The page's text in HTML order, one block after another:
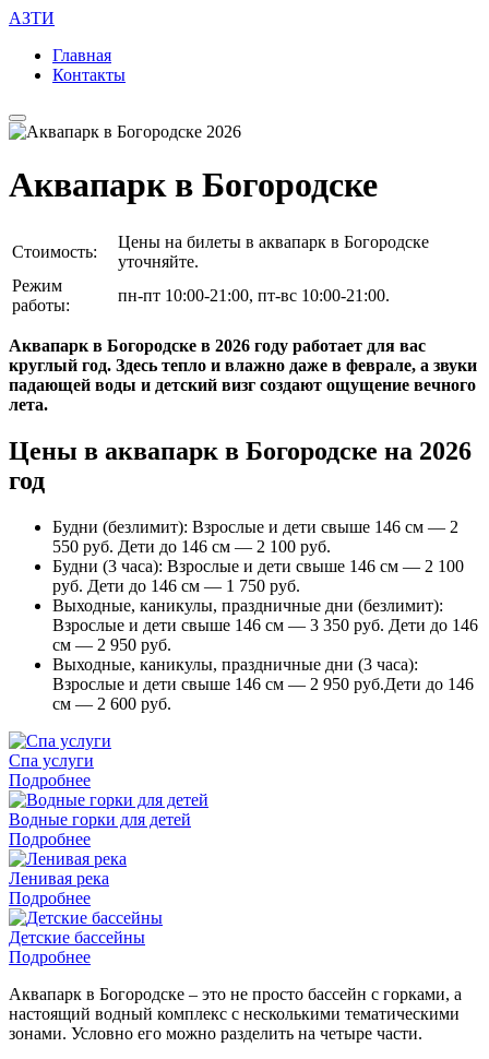
АЗТИ
Главная
Контакты
Аквапарк в Богородске
Стоимость:
Цены на билеты в аквапарк в Богородске
уточняйте.
Режим
работы:
пн-пт 10:00-21:00, пт-вс 10:00-21:00.
Аквапарк в Богородске в 2026 году работает для вас
круглый год. Здесь тепло и влажно даже в феврале, а звуки
падающей воды и детский визг создают ощущение вечного
лета.
Цены в аквапарк в Богородске на 2026
год
Будни (безлимит): Взрослые и дети свыше 146 см — 2
550 руб. Дети до 146 см — 2 100 руб.
Будни (3 часа): Взрослые и дети свыше 146 см — 2 100
руб. Дети до 146 см — 1 750 руб.
Выходные, каникулы, праздничные дни (безлимит):
Взрослые и дети свыше 146 см — 3 350 руб. Дети до 146
см — 2 950 руб.
Выходные, каникулы, праздничные дни (3 часа):
Взрослые и дети свыше 146 см — 2 950 руб.Дети до 146
см — 2 600 руб.
Спа услуги
Подробнее
Водные горки для детей
Подробнее
Ленивая река
Подробнее
Детские бассейны
Подробнее
Аквапарк в Богородске – это не просто бассейн с горками, а
настоящий водный комплекс с несколькими тематическими
зонами. Условно его можно разделить на четыре части.